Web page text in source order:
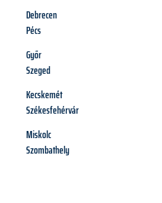
Debrecen
Pécs
Győr
Szeged
Kecskemét
Székesfehérvár
Miskolc
Szombathely